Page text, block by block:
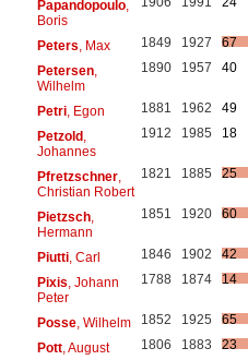
Papandopoulo,
Boris
Peters , Max 1849 1927
67
Petersen,
Wilhelm
1890 1957 40
Petri, Egon 1881 1962
49
Petzold,
Johannes
1912 1985 18
Pfretzschner,
Christian Robert
1821 1885 25
Pietzsch,
Hermann
1851 1920 60
Piutti, Carl 1846 1902
42
Pixis , Johann
Peter
1788 1874 14
Posse, Wilhelm 1852 1925
65
Pott, August 1806 1883
23